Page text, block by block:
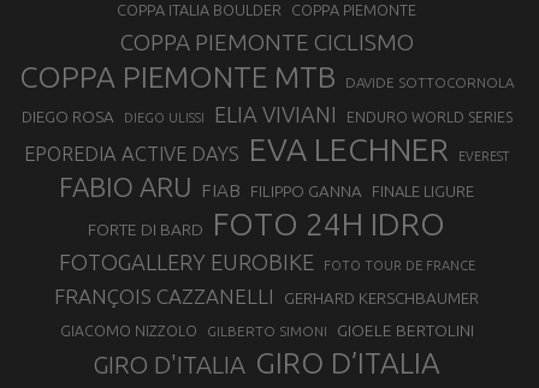
COPPA ITALIA BOULDER
COPPA PIEMONTE
COPPA PIEMONTE CICLISMO
COPPA PIEMONTE MTB DAVIDE SOTTOCORNOLA
DIEGO ROSA DIEGO ULISSI ELIA VIVIANI ENDURO WORLD SERIES
EPOREDIA ACTIVE DAYS EVA LECHNER EVEREST
FABIO ARU FIAB FILIPPO GANNA FINALE LIGURE
FORTE DI BARD FOTO 24H IDRO
FOTOGALLERY EUROBIKE FOTO TOUR DE FRANCE
FRANÇOIS CAZZANELLI GERHARD KERSCHBAUMER
GIACOMO NIZZOLO GILBERTO SIMONI GIOELE BERTOLINI
GIRO D'ITALIA GIRO D’ITALIA